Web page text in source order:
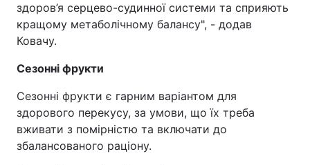
здоров’я серцево-судинної системи та сприяють
кращому метаболічному балансу", - додав
Ковачу.
Сезонні фрукти
Сезонні фрукти є гарним варіантом для
здорового перекусу, за умови, що їх треба
вживати з помірністю та включати до
збалансованого раціону.